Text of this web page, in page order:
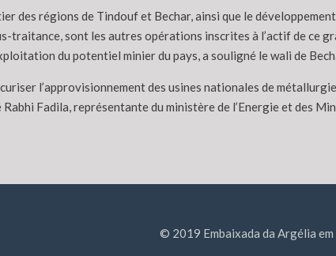
des régions de Tindouf et Bechar, ainsi que le
sont les autres opérations inscrites à l’actif de ce
du potentiel minier du pays, a souligné le wali de
l’approvisionnement des usines nationales de
Fadila, représentante du ministère de l’Energie et des
© 2019 Embaixada da Argélia em